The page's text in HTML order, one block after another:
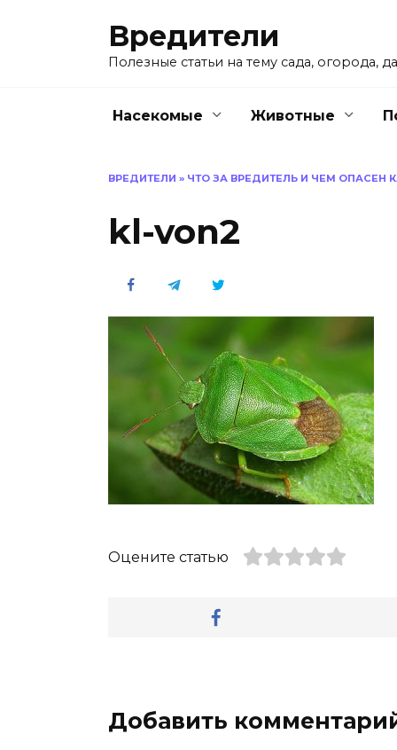
Вредители
Полезные статьи на тему сада, огорода,
Насекомые Животные
ВРЕДИТЕЛИ » ЧТО ЗА ВРЕДИТЕЛЬ И ЧЕМ ОПАСЕН
kl-von2
Оцените статью
Добавить